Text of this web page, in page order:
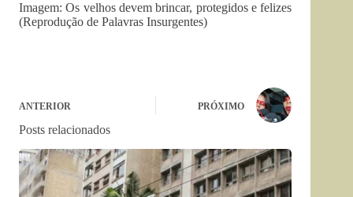
Imagem: Os velhos devem brincar, protegidos e felizes
(Reprodução de Palavras Insurgentes)
ANTERIOR PRÓXIMO
Posts relacionados